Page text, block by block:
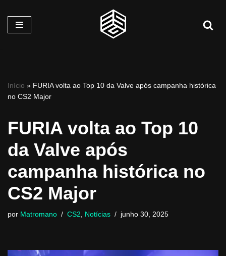
Pular
Início » FURIA volta ao Top 10 da Valve após campanha histórica
no CS2 Major
FURIA volta ao Top 10
da Valve após
campanha histórica no
CS2 Major
por Matromano CS2, Notícias junho 30, 2025